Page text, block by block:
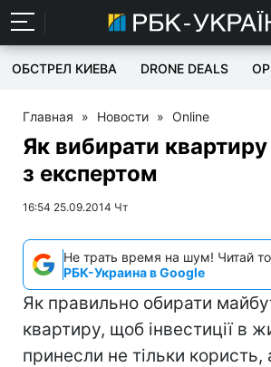
ОБСТРЕЛ КИЕВА DRONE DEALS
Главная » Новости » Online
Як вибирати
з експертом
16:54 25.09.2014 Чт
Не трать время на шум! Читай
РБК-Украина в Google
Як правильно обирати
квартиру, щоб інвестиції в
принесли не тільки користь,